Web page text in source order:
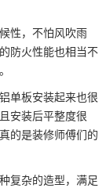
性，不怕风吹雨
防火性能也相当不
单板安装起来也很
安装后平整度很
的是装修师傅们的
复杂的造型，满足